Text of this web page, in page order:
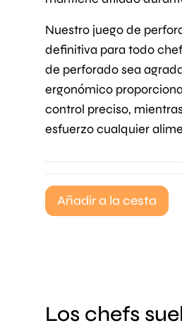
Nuestro juego de
definitiva para todo
de perforado sea
ergonómico
control preciso,
esfuerzo cualquier
Añadir a la cesta
Los chefs